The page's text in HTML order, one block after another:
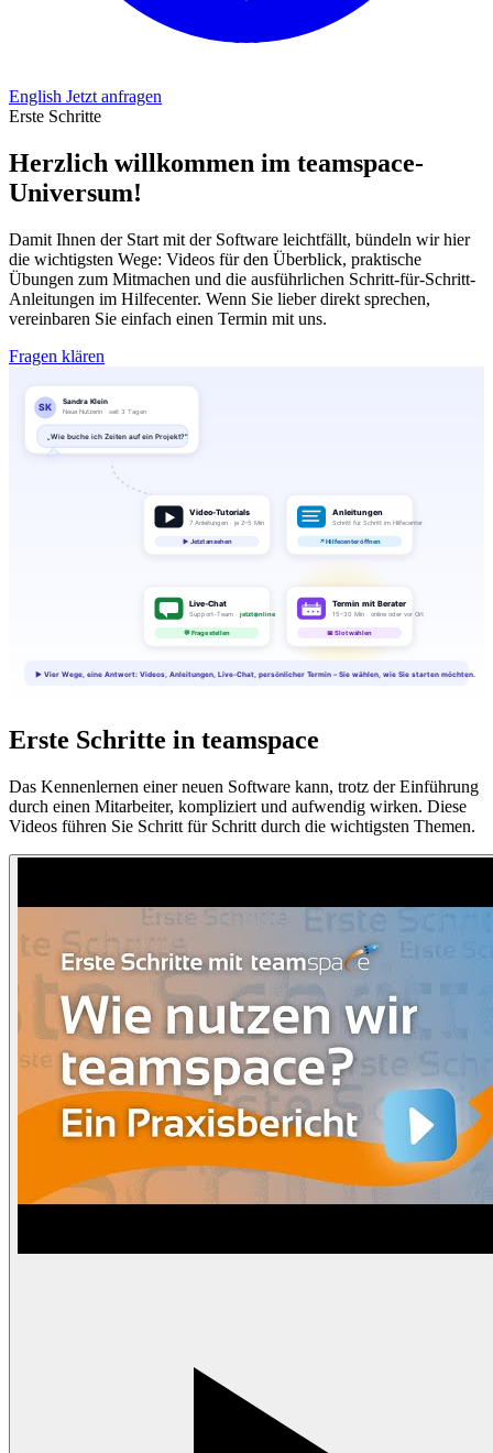
English Jetzt anfragen
Erste Schritte
Herzlich willkommen im teamspace-
Universum!
Damit Ihnen der Start mit der Software leichtfällt, bündeln wir hier
die wichtigsten Wege: Videos für den Überblick, praktische
Übungen zum Mitmachen und die ausführlichen Schritt-für-Schritt-
Anleitungen im Hilfecenter. Wenn Sie lieber direkt sprechen,
vereinbaren Sie einfach einen Termin mit uns.
Fragen klären
Erste Schritte in teamspace
Das Kennenlernen einer neuen Software kann, trotz der Einführung
durch einen Mitarbeiter, kompliziert und aufwendig wirken. Diese
Videos führen Sie Schritt für Schritt durch die wichtigsten Themen.